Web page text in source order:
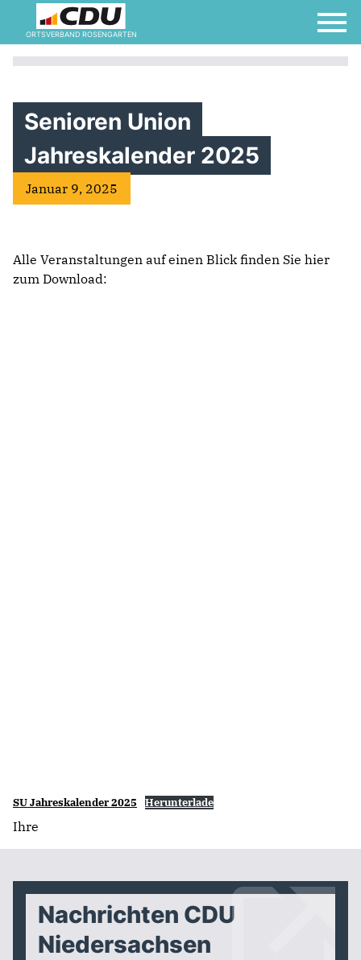
ORTSVERBAND ROSENGARTEN
Senioren Union
Jahreskalender 2025
Januar 9, 2025
Alle Veranstaltungen auf einen Blick finden Sie hier
zum Download:
SU Jahreskalender 2025 Herunterlade
Ihre
Nachrichten CDU
Niedersachsen